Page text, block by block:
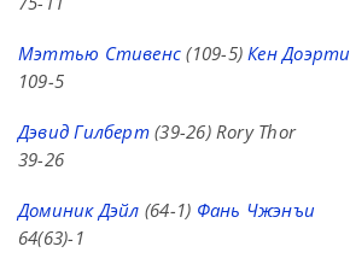
Мэттью Стивенс (109-5)Кен Доэрти
109-5
Дэвид Гилберт(39-26) Rory Thor
39-26
Доминик Дэйл (64-1) Фань Чжэнъи
64(63)-1